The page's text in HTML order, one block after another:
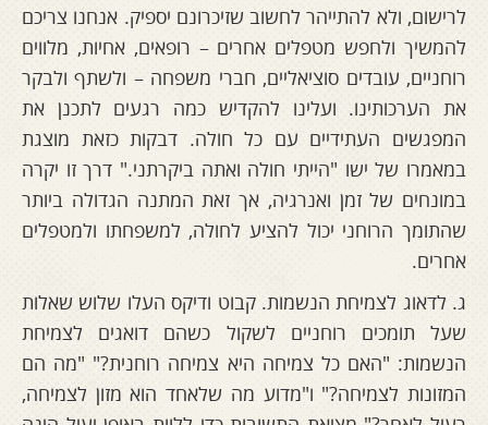
לרישום, ולא להתייהר לחשוב שזיכרונם יספיק. אנחנו צריכם
להמשיך ולחפש מטפלים אחרים – רופאים, אחיות, מלווים
רוחניים, עובדים סוציאליים, חברי משפחה – ולשתף ולבקר
את הערכותינו. ועלינו להקדיש כמה רגעים לתכנן את
המפגשים העתידיים עם כל חולה. דבקות כזאת מוצגת
במאמרו של ישו "הייתי חולה ואתה ביקרתני." דרך זו יקרה
במונחים של זמן ואנרגיה, אך זאת המתנה הגדולה ביותר
שהתומך הרוחני יכול להציע לחולה, למשפחתו ולמטפלים
אחרים.
ג. לדאוג לצמיחת הנשמות. קבוט ודיקס העלו שלוש שאלות
שעל תומכים רוחניים לשקול כשהם דואגים לצמיחת
הנשמות: "האם כל צמיחה היא צמיחה רוחנית?" "מה הם
המזונות לצמיחה?" ו"מדוע מה שלאחד הוא מזון לצמיחה,